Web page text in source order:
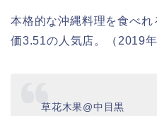
本格的な沖縄料理を食べ
価3.51の人気店。（2019
草花木果@中目黒